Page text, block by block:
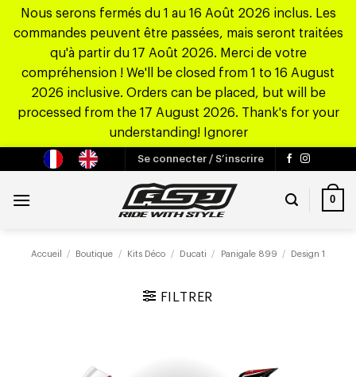
Nous serons fermés du 1 au 16 Août 2026 inclus. Les
commandes peuvent être passées, mais seront traitées
qu'à partir du 17 Août 2026. Merci de votre
compréhension ! We'll be closed from 1 to 16 August
2026 inclusive. Orders can be placed, but will be
processed from the 17 August 2026. Thank's for your
understanding! Ignorer
contenu
Se connecter / S’inscrire
0
Accueil / Boutique / Kits Déco / Ducati / Panigale 899 / Design 1
FILTRER